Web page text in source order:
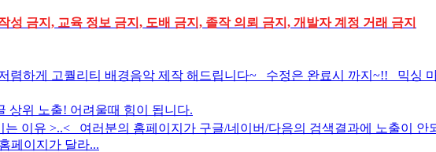
성 금지, 교육 정보 금지, 도배 금지, 졸작 의뢰 금지, 개발자 계정 거래 금지
렴하게 고퀄리티 배경음악 제작 해드립니다~ 수정은 완료시 까지~!! 믹싱
상위 노출! 어려울때 힘이 됩니다.
이유 >..< 여러분의 홈페이지가 구글/네이버/다음의 검색결과에 노출이 안
페이지가 달라...